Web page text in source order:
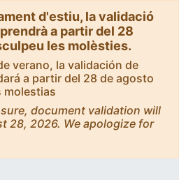
d'estiu, la validació
a partir del 28
les molèsties.
verano, la validación de
a partir del 28 de agosto
molestias
document validation will
28, 2026. We apologize for